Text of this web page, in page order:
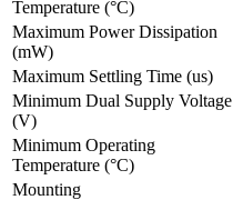
Temperature (°C)
Maximum Power Dissipation
(mW)
Maximum Settling Time (us)
Minimum Dual Supply Voltage
(V)
Minimum Operating
Temperature (°C)
Mounting